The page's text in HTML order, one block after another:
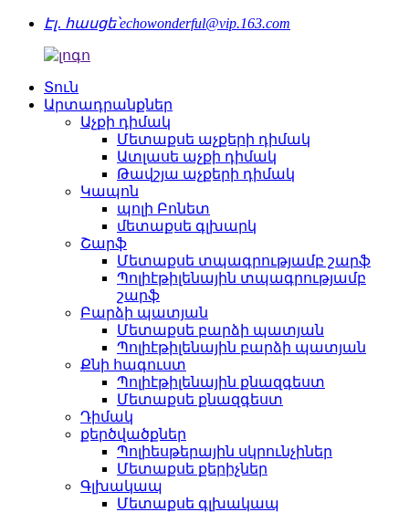
Էլ․ հասցե՝echowonderful@vip.163.com
Տուն
Արտադրանքներ
Աչքի դիմակ
Մետաքսե աչքերի դիմակ
Ատլասե աչքի դիմակ
Թավշյա աչքերի դիմակ
Կապոն
պոլի Բոնետ
մետաքսե գլխարկ
Շարֆ
Մետաքսե տպագրությամբ շարֆ
Պոլիէթիլենային տպագրությամբ
շարֆ
Բարձի պատյան
Մետաքսե բարձի պատյան
Պոլիէթիլենային բարձի պատյան
Քնի հագուստ
Պոլիէթիլենային քնազգեստ
Մետաքսե քնազգեստ
Դիմակ
քերծվածքներ
Պոլիեսթերային սկրունչիներ
Մետաքսե քերիչներ
Գլխակապ
Մետաքսե գլխակապ